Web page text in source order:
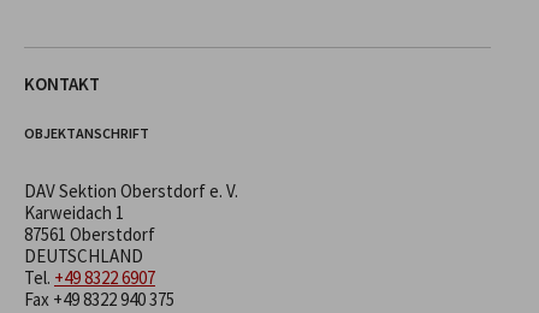
KONTAKT
OBJEKTANSCHRIFT
DAV Sektion Oberstdorf e. V.
Karweidach 1
87561 Oberstdorf
DEUTSCHLAND
Tel. +49 8322 6907
Fax +49 8322 940 375